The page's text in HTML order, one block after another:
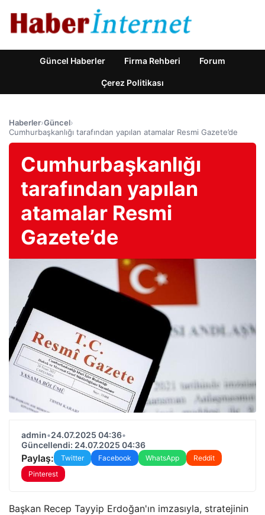
Güncel Haberler Firma Rehberi Forum
Çerez Politikası
Haberler›Güncel›
Cumhurbaşkanlığı tarafından yapılan atamalar Resmi Gazete’de
Cumhurbaşkanlığı
tarafından yapılan
atamalar Resmi
Gazete’de
admin•24.07.2025 04:36•
Güncellendi: 24.07.2025 04:36
Paylaş: Twitter Facebook WhatsApp
Reddit
Pinterest
Başkan Recep Tayyip Erdoğan'ın imzasıyla, stratejinin